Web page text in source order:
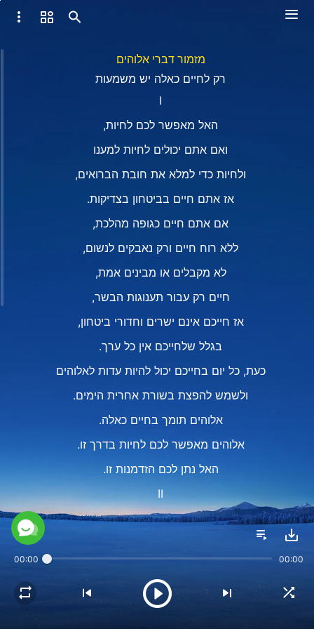
מזמור דברי אלוהים
רק לחיים כאלה יש משמעות
I
האל מאפשר לכם לחיות,
ואם אתם יכולים לחיות למענו
ולחיות כדי למלא את חובת הברואים,
אז אתם חיים בביטחון בצדיקות.
אם אתם חיים כגופה מהלכת,
ללא רוח חיים ורק נאבקים לנשום,
לא מקבלים או מבינים אמת,
חיים רק עבור תענוגות הבשר,
אז חייכם אינם ישרים וחדורי ביטחון,
בגלל שלחייכם אין כל ערך.
כעת, כל יום בחייכם יכול להיות עדות לאלוהים
ולשמש להפצת בשורת אחרית הימים.
אלוהים תומך בחיים כאלה.
אלוהים מאפשר לכם לחיות בדרך זו.
האל נתן לכם הזדמנות זו.
II
עליכם להוקיר את ההזדמנות הזו ולחוש גאווה,
ולהיות מסוגלים למלא את החובה הזו
00:00 00:00